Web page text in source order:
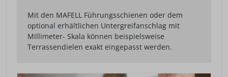
Mit den MAFELL Führungsschienen oder dem
optional erhältlichen Untergreifanschlag mit
Millimeter- Skala können beispielsweise
Terrassendielen exakt eingepasst werden.